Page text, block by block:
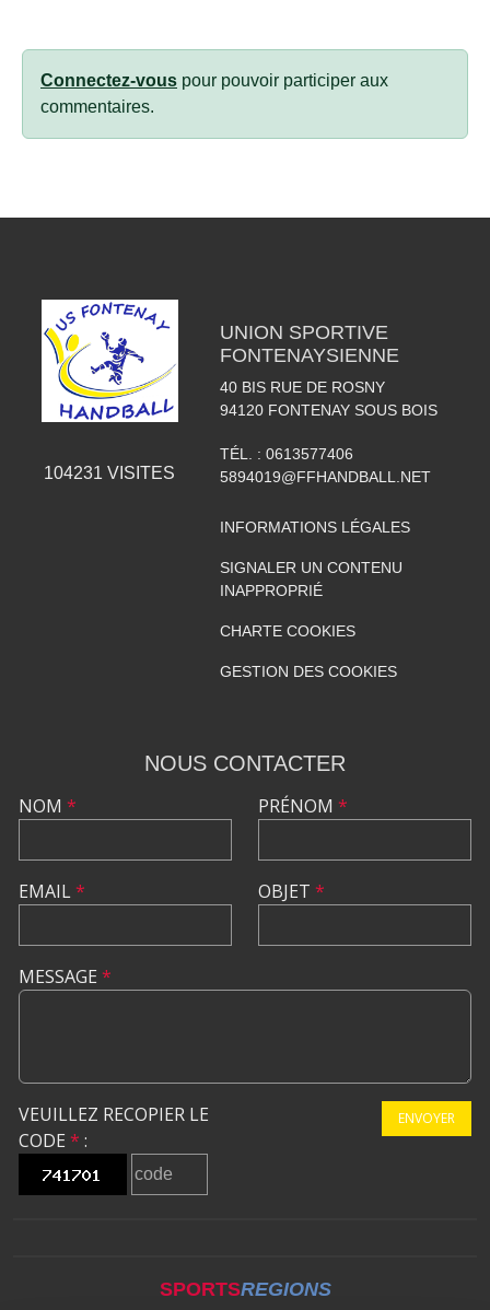
Connectez-vous pour pouvoir participer aux
commentaires.
104231 VISITES
UNION SPORTIVE
FONTENAYSIENNE
40 BIS RUE DE ROSNY
94120 FONTENAY SOUS BOIS
TÉL. : 0613577406
5894019@FFHANDBALL.NET
INFORMATIONS LÉGALES
SIGNALER UN CONTENU
INAPPROPRIÉ
CHARTE COOKIES
GESTION DES COOKIES
NOUS CONTACTER
NOM *
EMAIL*
PRÉNOM *
OBJET *
MESSAGE *
VEUILLEZ RECOPIER LE
CODE * :
ENVOYER
SPORTSREGIONS